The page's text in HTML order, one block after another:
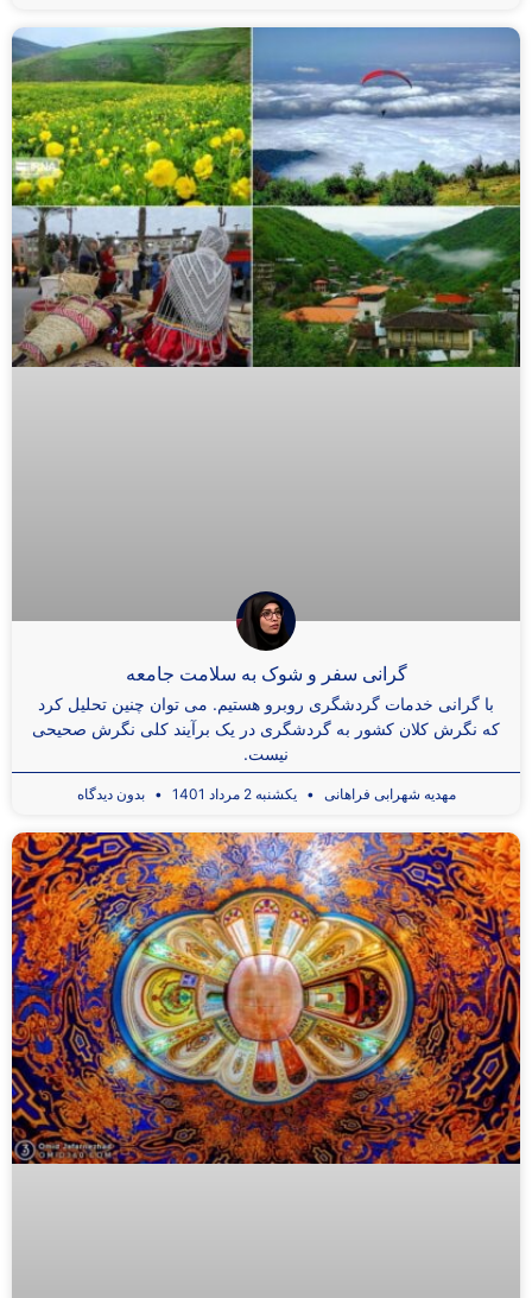
گرانی سفر و شوک به سلامت جامعه
با گرانی خدمات گردشگری روبرو هستیم. می توان چنین تحلیل کرد
که نگرش کلان کشور به گردشگری در یک برآیند کلی نگرش صحیحی
نیست.
مهدیه شهرابی فراهانی یکشنبه 2 مرداد 1401 بدون دیدگاه